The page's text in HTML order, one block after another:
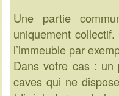
Une partie
uniquement
l’immeuble par
Dans votre cas : un
caves qui ne